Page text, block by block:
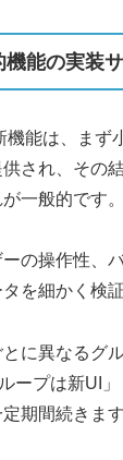
能の実装
機能は、まず
され、その
一般的です。
の操作性、
を細かく検
に異なるグ
ープは新UI
期間続きます